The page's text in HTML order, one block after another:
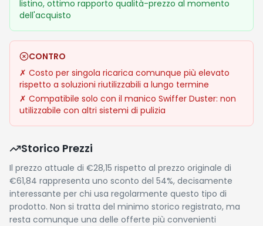
listino, ottimo rapporto qualità-prezzo al momento
dell'acquisto
CONTRO
✗ Costo per singola ricarica comunque più elevato
rispetto a soluzioni riutilizzabili a lungo termine
✗ Compatibile solo con il manico Swiffer Duster: non
utilizzabile con altri sistemi di pulizia
Storico Prezzi
Il prezzo attuale di €28,15 rispetto al prezzo originale di
€61,84 rappresenta uno sconto del 54%, decisamente
interessante per chi usa regolarmente questo tipo di
prodotto. Non si tratta del minimo storico registrato, ma
resta comunque una delle offerte più convenienti